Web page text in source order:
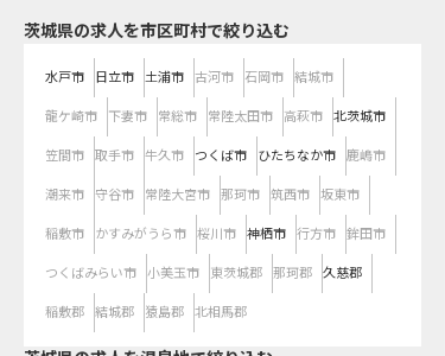
茨城県の求人を市区町村で絞り込む
水戸市 日立市 土浦市 古河市 石岡市 結城市
龍ケ崎市 下妻市 常総市 常陸太田市 高萩市 北茨城市
笠間市 取手市 牛久市 つくば市 ひたちなか市 鹿嶋市
潮来市 守谷市 常陸大宮市 那珂市 筑西市 坂東市
稲敷市 かすみがうら市 桜川市 神栖市 行方市 鉾田市
つくばみらい市 小美玉市 東茨城郡 那珂郡 久慈郡
稲敷郡 結城郡 猿島郡 北相馬郡